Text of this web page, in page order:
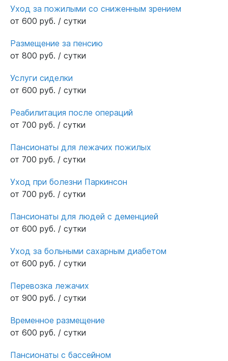
Уход за пожилыми со сниженным зрением
от 600 руб. / сутки
Размещение за пенсию
от 800 руб. / сутки
Услуги сиделки
от 600 руб. / сутки
Реабилитация после операций
от 700 руб. / сутки
Пансионаты для лежачих пожилых
от 700 руб. / сутки
Уход при болезни Паркинсон
от 700 руб. / сутки
Пансионаты для людей с деменцией
от 600 руб. / сутки
Уход за больными сахарным диабетом
от 600 руб. / сутки
Перевозка лежачих
от 900 руб. / сутки
Временное размещение
от 600 руб. / сутки
Пансионаты с бассейном